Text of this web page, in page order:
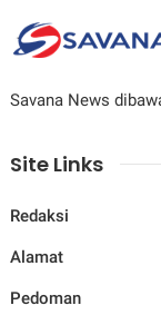
Savana News
Site Links
Redaksi
Alamat
Pedoman